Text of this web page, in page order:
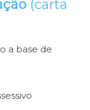
(carta
a base de